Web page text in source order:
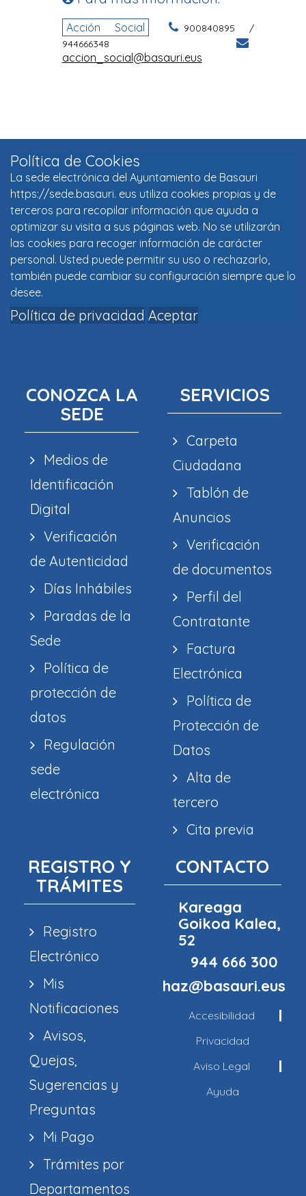
Política de Cookies
La sede electrónica del Ayuntamiento de Basauri
https://sede.basauri. eus utiliza cookies propias y de
terceros para recopilar información que ayuda a
optimizar su visita a sus páginas web. No se utilizarán
las cookies para recoger información de carácter
personal. Usted puede permitir su uso o rechazarlo,
también puede cambiar su configuración siempre que lo
desee.
Política de privacidad Aceptar
CONOZCA LA
SEDE
Medios de
Identificación
Digital
Verificación
de Autenticidad
Días Inhábiles
Paradas de la
Sede
Política de
protección de
datos
Regulación
sede
electrónica
SERVICIOS
Carpeta
Ciudadana
Tablón de
Anuncios
Verificación
de documentos
Perfil del
Contratante
Factura
Electrónica
Política de
Protección de
Datos
Alta de
tercero
Cita previa
REGISTRO Y
TRÁMITES
Registro
Electrónico
Mis
Notificaciones
Avisos,
Quejas,
Sugerencias y
Preguntas
Mi Pago
Trámites por
Departamentos
CONTACTO
Kareaga
Goikoa Kalea,
52
944 666 300
haz@basauri.eus
Accesibilidad
Privacidad
Aviso Legal
Ayuda